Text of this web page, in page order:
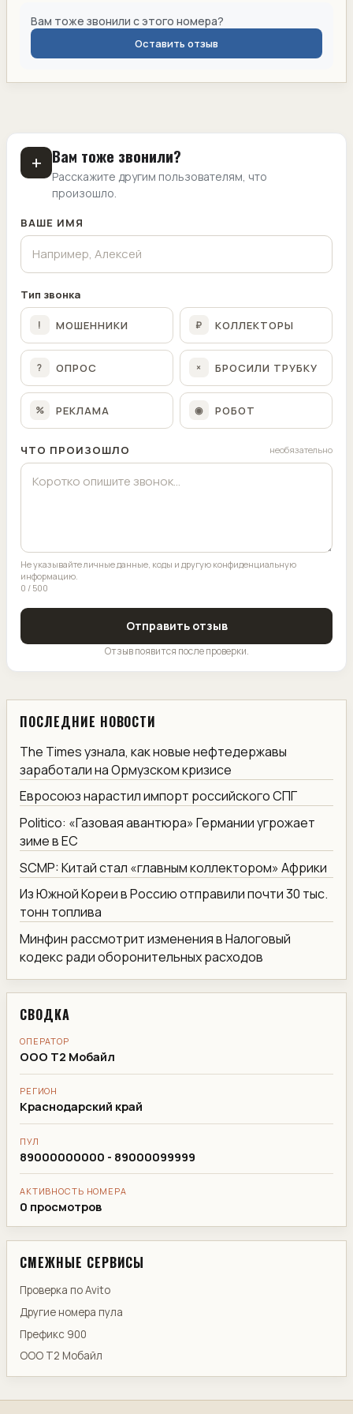
Вам тоже звонили с этого номера?
Оставить отзыв
+ Вам тоже звонили?
Расскажите другим пользователям, что
произошло.
ВАШЕ ИМЯ
Тип звонка
! МОШЕННИКИ ₽ КОЛЛЕКТОРЫ
? ОПРОС × БРОСИЛИ ТРУБКУ
% РЕКЛАМА ◉ РОБОТ
ЧТО ПРОИЗОШЛО необязательно
Не указывайте личные данные, коды и другую конфиденциальную
информацию.
0 / 500
Отправить отзыв
Отзыв появится после проверки.
ПОСЛЕДНИЕ НОВОСТИ
The Times узнала, как новые нефтедержавы
заработали на Ормузском кризисе
Евросоюз нарастил импорт российского СПГ
Politico: «Газовая авантюра» Германии угрожает
зиме в ЕС
SCMP: Китай стал «главным коллектором» Африки
Из Южной Кореи в Россию отправили почти 30 тыс.
тонн топлива
Минфин рассмотрит изменения в Налоговый
кодекс ради оборонительных расходов
СВОДКА
ОПЕРАТОР
ООО Т2 Мобайл
РЕГИОН
Краснодарский край
ПУЛ
89000000000 - 89000099999
АКТИВНОСТЬ НОМЕРА
0 просмотров
СМЕЖНЫЕ СЕРВИСЫ
Проверка по Avito
Другие номера пула
Префикс 900
ООО Т2 Мобайл